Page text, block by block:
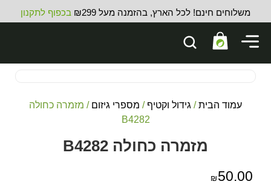
משלוחים חינם! לכל הארץ, בהזמנה מעל ₪299 בכפוף לתקנון
עמוד הבית/ גידול וקטיף / מספרי גיזום / מזמרה כחולה
B4282
מזמרה כחולה B4282
₪ 50.00